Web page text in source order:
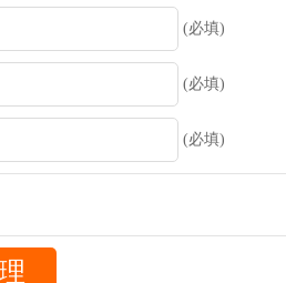
(必填)
(必填)
(必填)